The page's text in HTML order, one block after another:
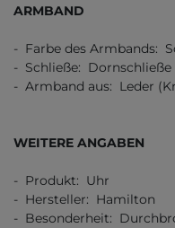
ARMBAND
- Farbe des Armbands:
- Schließe: Dornschließe
- Armband aus: Leder
WEITERE ANGABEN
- Produkt: Uhr
- Hersteller: Hamilton
- Besonderheit: